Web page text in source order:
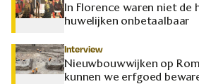
In Florence waren niet de
huwelijken onbetaalbaar
Interview
Nieuwbouwwijken op
kunnen we erfgoed